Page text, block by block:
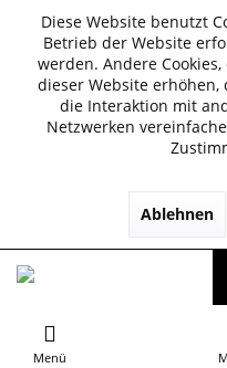
Diese Website benutzt
Betrieb der Website
werden. Andere
dieser Website
die Interaktion mit
Netzwerken
Ablehnen
Menü